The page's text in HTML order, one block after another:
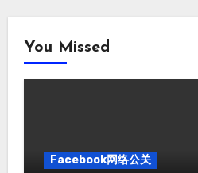
You Missed
Facebook网络公关